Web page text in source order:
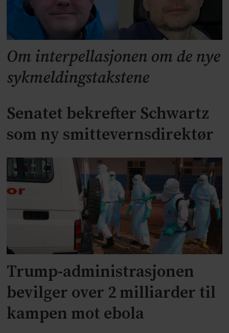
Om interpellasjonen om de nye
sykmeldingstakstene
Senatet bekrefter Schwartz
som ny smittevernsdirektør
Trump-administrasjonen
bevilger over 2 milliarder til
kampen mot ebola